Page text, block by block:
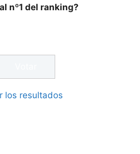
nº1 del ranking?
los resultados